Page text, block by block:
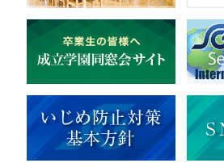
マルチメディア
ライフワーク
新日本芸能
宇宙探究
赤門倶楽部